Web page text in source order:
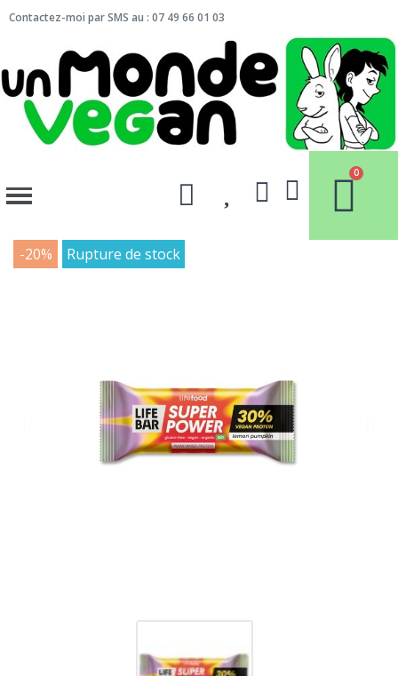
Contactez-moi par SMS au : 07 49 66 01 03
-20% Rupture de stock